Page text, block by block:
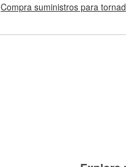
Compra suministros para